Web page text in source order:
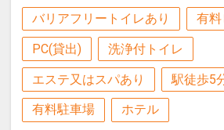
バリアフリートイレあり 有
PC(貸出) 洗浄付トイレ
エステ又はスパあり 駅徒歩5
有料駐車場 ホテル